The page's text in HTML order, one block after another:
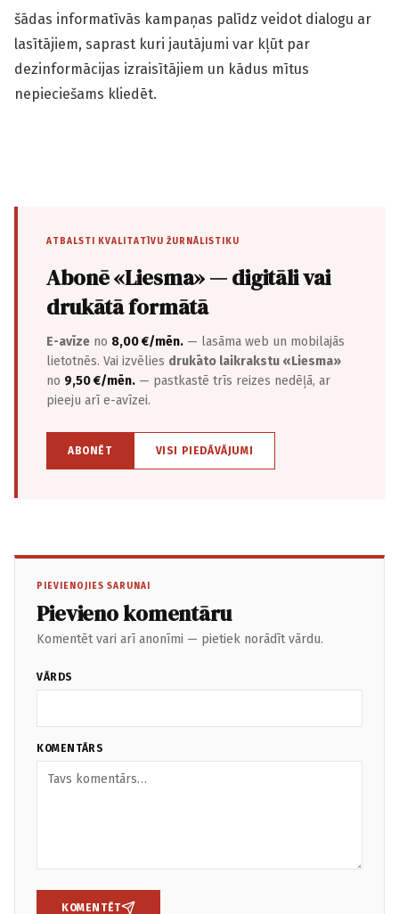
šādas informatīvās kampaņas palīdz veidot dialogu ar
lasītājiem, saprast kuri jautājumi var kļūt par
dezinformācijas izraisītājiem un kādus mītus
nepieciešams kliedēt.
ATBALSTI KVALITATĪVU ŽURNĀLISTIKU
Abonē «Liesma» — digitāli vai
drukātā formātā
E-avīze no 8,00 €/mēn. — lasāma web un mobilajās
lietotnēs. Vai izvēlies drukāto laikrakstu «Liesma»
no 9,50 €/mēn. — pastkastē trīs reizes nedēļā, ar
pieeju arī e-avīzei.
ABONĒT VISI PIEDĀVĀJUMI
PIEVIENOJIES SARUNAI
Pievieno komentāru
Komentēt vari arī anonīmi — pietiek norādīt vārdu.
VĀRDS
KOMENTĀRS
KOMENTĒT